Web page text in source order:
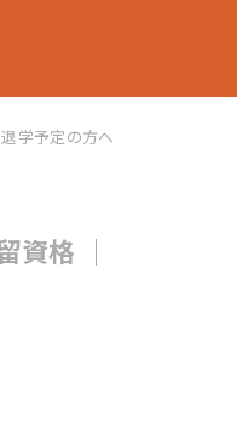
学予定の方へ
資格